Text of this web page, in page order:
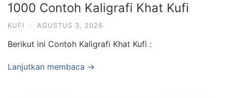
1000 Contoh Kaligrafi Khat Kufi
KUFI · AGUSTUS 3, 2026
Berikut ini Contoh Kaligrafi Khat Kufi :
Lanjutkan membaca →